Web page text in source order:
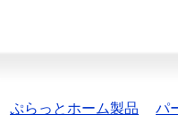
ぷらっとホーム製品 パ